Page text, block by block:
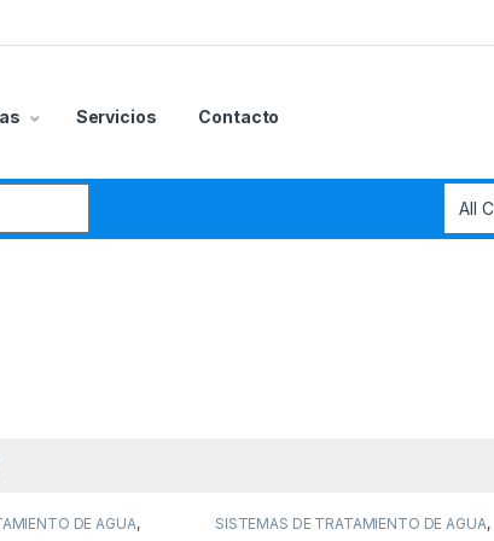
Servicios Contacto
producto
DE AGUA,
SISTEMAS DE TRATAMIENTO DE AGUA,